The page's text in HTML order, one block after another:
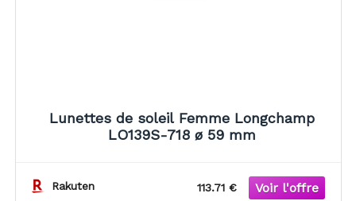
Lunettes de soleil Femme Longchamp
LO139S-718 ø 59 mm
Rakuten 113.71 €